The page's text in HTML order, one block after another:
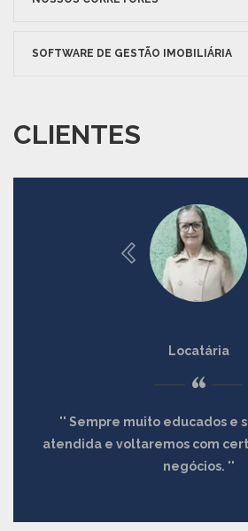
SOFTWARE DE GESTÃO IMOBILIÁRIA
CLIENTES
Locatária
“
Sempre muito educados e
atendida e voltaremos com
negócios.